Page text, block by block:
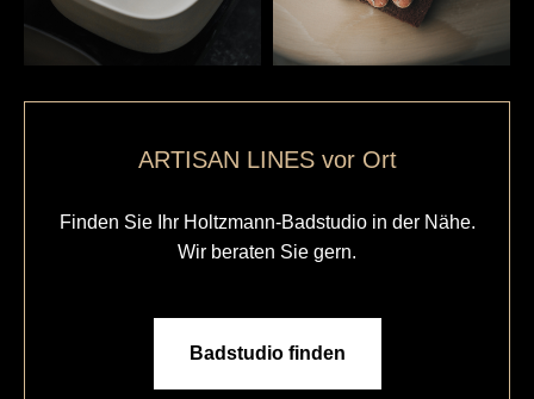
ARTISAN LINES vor Ort
Finden Sie Ihr Holtzmann-Badstudio in der Nähe.
Wir beraten Sie gern.
Badstudio finden